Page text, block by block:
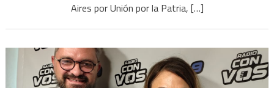
sus
Aires por Unión por la Patria, […]